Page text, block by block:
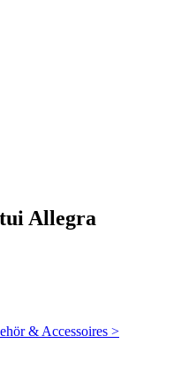
Allegra
& Accessoires >